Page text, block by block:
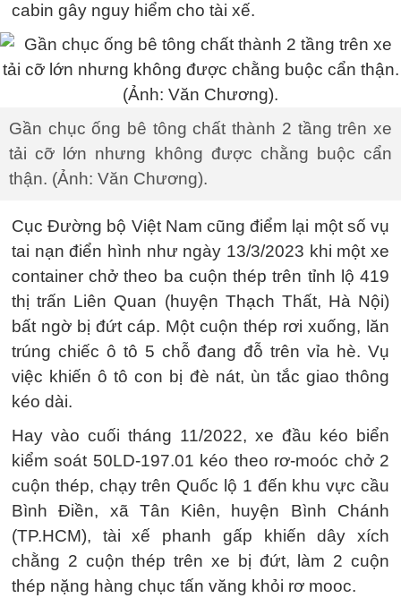
cabin gây nguy hiểm cho tài xế.
Gần chục ống bê tông chất thành 2 tầng trên xe
tải cỡ lớn nhưng không được chằng buộc cẩn
thận. (Ảnh: Văn Chương).
Cục Đường bộ Việt Nam cũng điểm lại một số vụ
tai nạn điển hình như ngày 13/3/2023 khi một xe
container chở theo ba cuộn thép trên tỉnh lộ 419
thị trấn Liên Quan (huyện Thạch Thất, Hà Nội)
bất ngờ bị đứt cáp. Một cuộn thép rơi xuống, lăn
trúng chiếc ô tô 5 chỗ đang đỗ trên vỉa hè. Vụ
việc khiến ô tô con bị đè nát, ùn tắc giao thông
kéo dài.
Hay vào cuối tháng 11/2022, xe đầu kéo biển
kiểm soát 50LD-197.01 kéo theo rơ-moóc chở 2
cuộn thép, chạy trên Quốc lộ 1 đến khu vực cầu
Bình Điền, xã Tân Kiên, huyện Bình Chánh
(TP.HCM), tài xế phanh gấp khiến dây xích
chằng 2 cuộn thép trên xe bị đứt, làm 2 cuộn
thép nặng hàng chục tấn văng khỏi rơ mooc.